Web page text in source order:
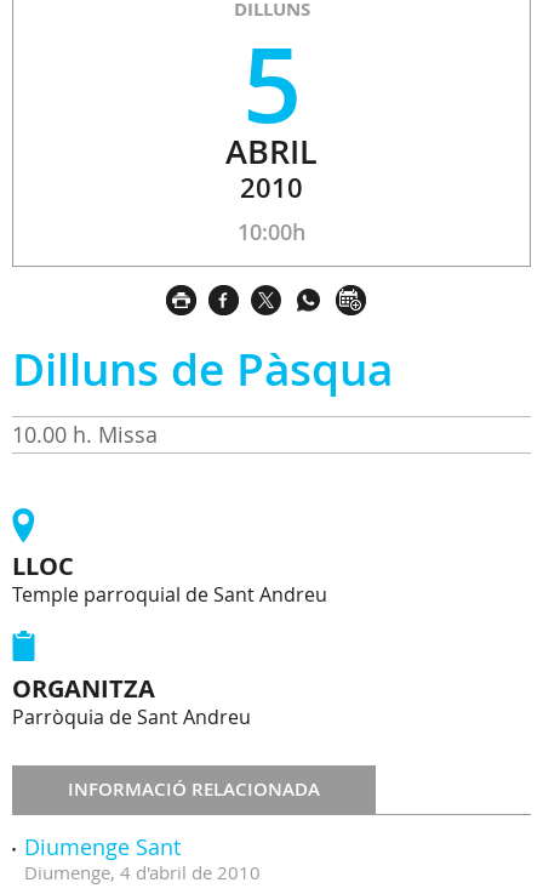
DILLUNS
5
ABRIL
2010
10:00h
Dilluns de Pàsqua
10.00 h. Missa
LLOC
Temple parroquial de Sant Andreu
ORGANITZA
Parròquia de Sant Andreu
INFORMACIÓ RELACIONADA
Diumenge Sant
Diumenge, 4 d'abril de 2010